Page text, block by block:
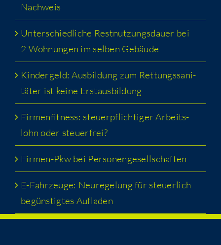
Nachweis
Unter­schied­li­che Rest­nut­zungs­dau­er bei
2 Woh­nun­gen im sel­ben Gebäude
Kin­der­geld: Aus­bil­dung zum Ret­tungs­sa­ni­
tä­ter ist kei­ne Erstausbildung
Fir­men­fit­ness: steu­er­pflich­ti­ger Arbeits­
lohn oder steuerfrei?
Fir­men-Pkw bei Personengesellschaften
E-Fahr­zeu­ge: Neu­re­ge­lung für steu­er­lich
begüns­tig­tes Aufladen